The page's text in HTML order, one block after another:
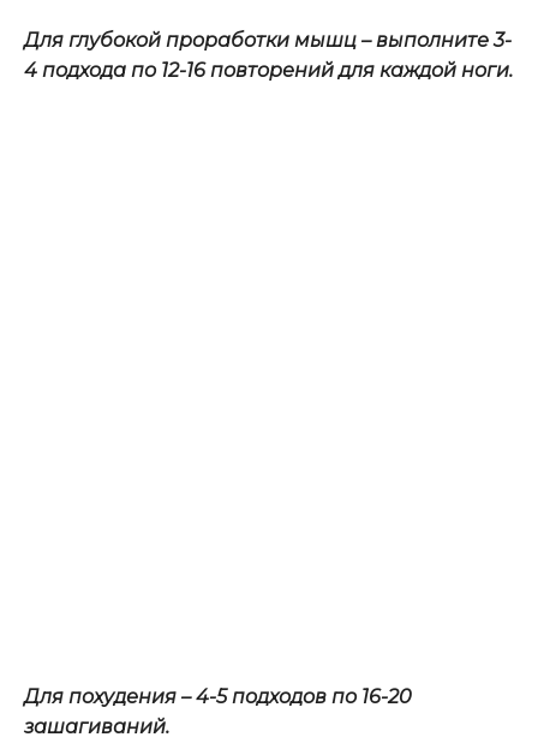
Для глубокой проработки мышц – выполните 3-
4 подхода по 12-16 повторений для каждой ноги.
Для похудения – 4-5 подходов по 16-20
зашагиваний.